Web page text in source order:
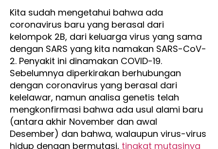
Kita sudah mengetahui bahwa ada
coronavirus baru yang berasal dari
kelompok 2B, dari keluarga virus yang sama
dengan SARS yang kita namakan SARS-CoV-
2. Penyakit ini dinamakan COVID-19.
Sebelumnya diperkirakan berhubungan
dengan coronavirus yang berasal dari
kelelawar, namun analisa genetis telah
mengkonfirmasi bahwa ada usul alami baru
(antara akhir November dan awal
Desember) dan bahwa, walaupun virus-virus
hidup dengan bermutasi, tingkat mutasinya